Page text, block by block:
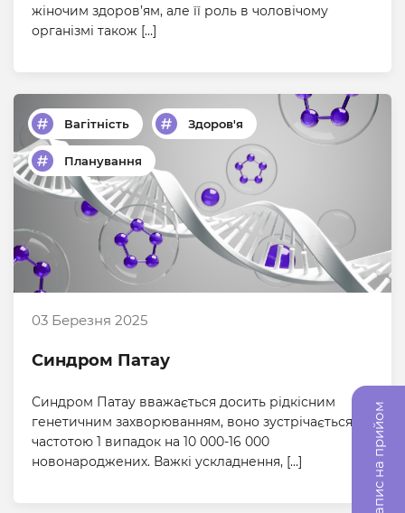
жіночим здоров’ям, але її роль в чоловічому
організмі також […]
Вагітність Здоров'я
Планування
03 Березня 2025
Синдром Патау
Синдром Патау вважається досить рідкісним
генетичним захворюванням, воно зустрічається з
частотою 1 випадок на 10 000-16 000
новонароджених. Важкі ускладнення, […]
Запис на прийом